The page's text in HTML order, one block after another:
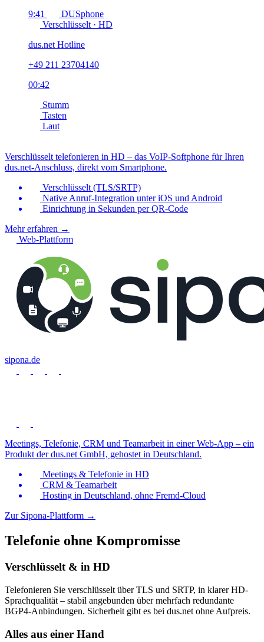
9:41
DUSphone
Verschlüsselt · HD
dus.net Hotline
+49 211 23704140
00:42
Stumm
Tasten
Laut
Verschlüsselt telefonieren in HD – das VoIP-Softphone für Ihren
dus.net-Anschluss, direkt vom Smartphone.
Verschlüsselt (TLS/SRTP)
Native Anruf-Integration unter iOS und Android
Einrichtung in Sekunden per QR-Code
Mehr erfahren →
Web-Plattform
sipona.de
Meetings, Telefonie, CRM und Teamarbeit in einer Web-App – ein
Produkt der dus.net GmbH, gehostet in Deutschland.
Meetings & Telefonie in HD
CRM & Teamarbeit
Hosting in Deutschland, ohne Fremd-Cloud
Zur Sipona-Plattform →
Telefonie ohne Kompromisse
Verschlüsselt & in HD
Telefonieren Sie verschlüsselt über TLS und SRTP, in klarer HD-
Sprachqualität – stabil angebunden über mehrfach redundante
BGP4-Anbindungen. Sicherheit gibt es bei dus.net ohne Aufpreis.
Alles aus einer Hand